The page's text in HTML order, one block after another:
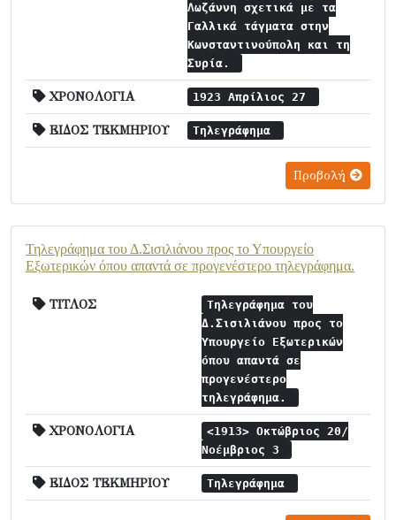
Λωζάννη σχετικά με τα
Γαλλικά τάγματα στην
Κωνσταντινούπολη και τη
Συρία.
ΧΡΟΝΟΛΟΓΙΑ 1923 Απρίλιος 27
ΕΙΔΟΣ ΤΕΚΜΗΡΙΟΥ Τηλεγράφημα
Προβολή
Τηλεγράφημα του Δ.Σισιλιάνου προς το Υπουργείο
Εξωτερικών όπου απαντά σε προγενέστερο τηλεγράφημα.
ΤΙΤΛΟΣ
Τηλεγράφημα του
Δ.Σισιλιάνου προς το
Υπουργείο Εξωτερικών
όπου απαντά σε
προγενέστερο
τηλεγράφημα.
ΧΡΟΝΟΛΟΓΙΑ
<1913> Οκτώβριος 20/
Νοέμβριος 3
ΕΙΔΟΣ ΤΕΚΜΗΡΙΟΥ Τηλεγράφημα